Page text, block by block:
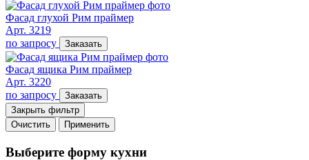
Фасад глухой Рим праймер
Арт. 3219
по запросу
Заказать
Фасад ящика Рим праймер
Арт. 3220
по запросу
Заказать
Закрыть фильтр
Очистить
Применить
Выберите форму кухни